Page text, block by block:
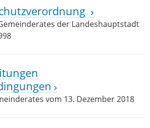
der Landeshauptstadt
vom 13. Dezember 2018